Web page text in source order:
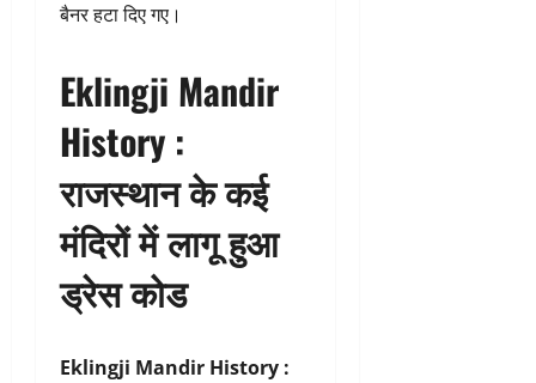
बैनर हटा दिए गए।
Eklingji Mandir
History :
राजस्थान के कई
मंदिरों में लागू हुआ
ड्रेस कोड
Eklingji Mandir History :